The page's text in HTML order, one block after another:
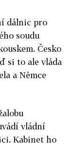
dálnic pro
soudu
Česko
si to ale vláda
a Němce
vládní
Kabinet ho